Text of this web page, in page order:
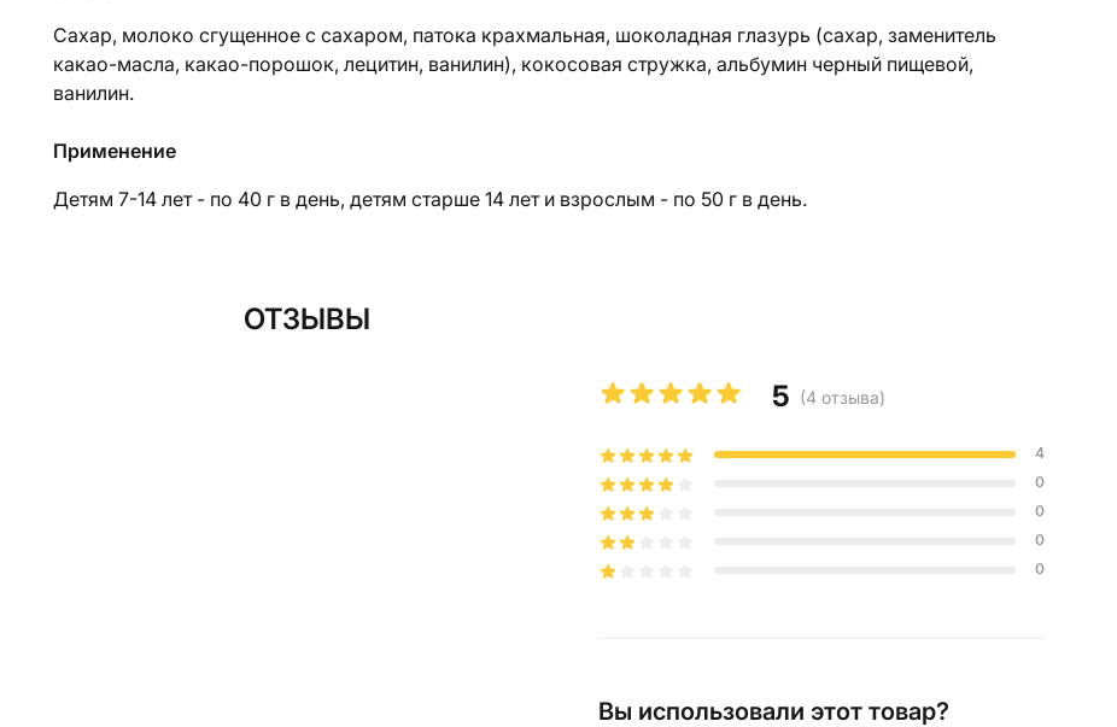
Сахар, молоко сгущенное с сахаром, патока крахмальная, шоколадная глазурь (сахар, заменитель
какао-масла, какао-порошок, лецитин, ванилин), кокосовая стружка, альбумин черный пищевой,
ванилин.
Применение
Детям 7-14 лет - по 40 г в день, детям старше 14 лет и взрослым - по 50 г в день.
ОТЗЫВЫ
5 (4 отзыва)
4
0
0
0
0
Вы использовали этот товар?